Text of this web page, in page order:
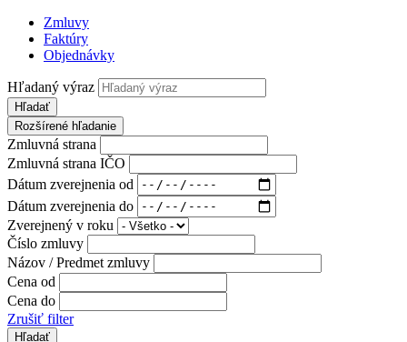
Zmluvy
Faktúry
Objednávky
Hľadaný výraz
Hľadať
Rozšírené hľadanie
Zmluvná strana
Zmluvná strana IČO
Dátum zverejnenia od
Dátum zverejnenia do
Zverejnený v roku
Číslo zmluvy
Názov / Predmet zmluvy
Cena od
Cena do
Zrušiť filter